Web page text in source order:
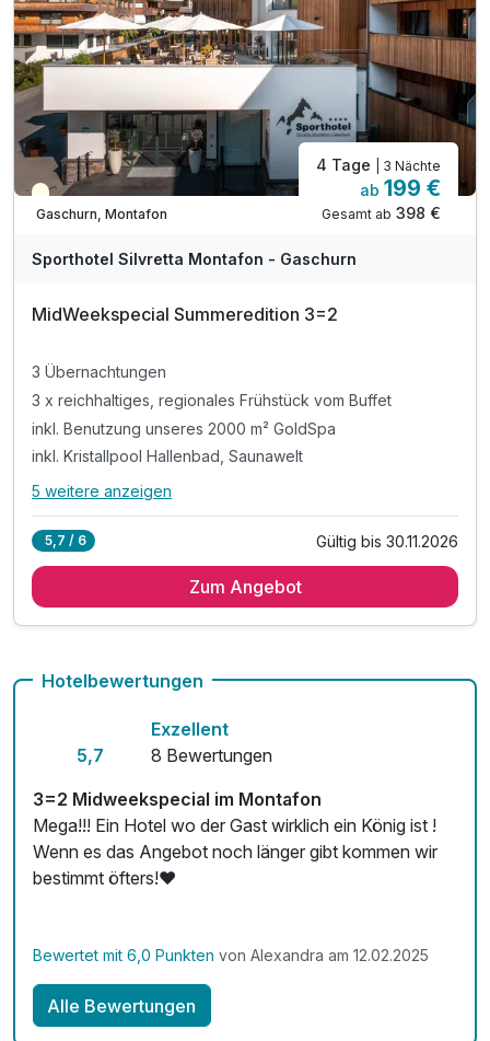
inkl. W-LAN Nutzung
Teilweise ausgelastet
Gaschurn, Montafon
4 Tage | 3 Nächte
ab 199 €
Gesamt ab 398 €
Sporthotel Silvretta Montafon - Gaschurn
MidWeekspecial Summeredition 3=2
3 Übernachtungen
3 x reichhaltiges, regionales Frühstück vom Buffet
inkl. Benutzung unseres 2000 m² GoldSpa
inkl. Kristallpool Hallenbad, Saunawelt
Alle Inklusivleistungen
3 x reichhaltiges, regionales Frühstück vom Buffet
inkl. unterschiedliche Ruheräume
inkl. Leihbademantel & -Slipper für den Aufenthalt
inkl. Parkplatznutzung
5 weitere anzeigen
5,7 / 6 Gültig bis 30.11.2026
Zum Angebot
Hotelbewertungen
5,7
Exzellent
8 Bewertungen
3=2 Midweekspecial im Montafon
Mega!!! Ein Hotel wo der Gast wirklich ein König ist !
Wenn es das Angebot noch länger gibt kommen wir
bestimmt öfters!❤️
Bewertet mit 6,0 Punkten von Alexandra am 12.02.2025
Alle Bewertungen